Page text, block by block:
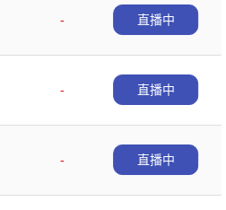
-
直播中
-
直播中
-
直播中